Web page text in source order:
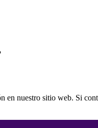
nuestro sitio web. Si